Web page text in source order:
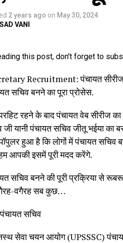
2 years ago on May 30, 2024
VANI
this post, don't forget to
Recruitment: पंचायत सीरीज
सचिव बनने का पूरा प्रोसेस.
रहने के बाद पंचायत वेब सीरीज
यानी पंचायत सचिव जीतू भईया का
पॉपुलर हुआ है कि लोगों में पंचायत
आपकी इसमें पूरी मदद करेंगे.
सचिव बनने की पूरी प्रक्रिया से रूबरू
वगैरह सब कुछ…
सचिव
सेवा चयन आयोग (UPSSSC) पंचायत